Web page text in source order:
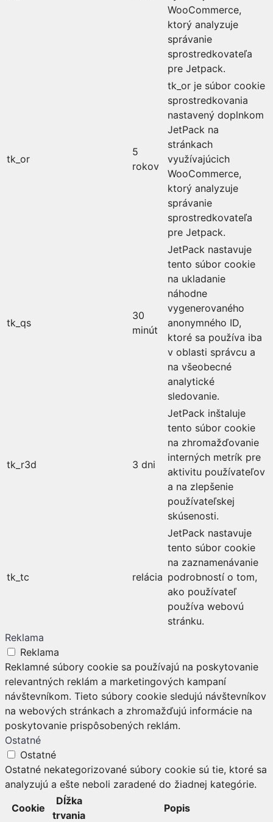
WooCommerce,
ktorý analyzuje
správanie
sprostredkovateľa
pre Jetpack.
tk_or
5
rokov
tk_or je súbor cookie
sprostredkovania
nastavený doplnkom
JetPack na
stránkach
využívajúcich
WooCommerce,
ktorý analyzuje
správanie
sprostredkovateľa
pre Jetpack.
tk_qs
30
minút
JetPack nastavuje
tento súbor cookie
na ukladanie
náhodne
vygenerovaného
anonymného ID,
ktoré sa používa iba
v oblasti správcu a
na všeobecné
analytické
sledovanie.
tk_r3d 3 dni
JetPack inštaluje
tento súbor cookie
na zhromažďovanie
interných metrík pre
aktivitu používateľov
a na zlepšenie
používateľskej
skúsenosti.
tk_tc relácia
JetPack nastavuje
tento súbor cookie
na zaznamenávanie
podrobností o tom,
ako používateľ
používa webovú
stránku.
Reklama
Reklama
Reklamné súbory cookie sa používajú na poskytovanie
relevantných reklám a marketingových kampaní
návštevníkom. Tieto súbory cookie sledujú návštevníkov
na webových stránkach a zhromažďujú informácie na
poskytovanie prispôsobených reklám.
Ostatné
Ostatné
Ostatné nekategorizované súbory cookie sú tie, ktoré sa
analyzujú a ešte neboli zaradené do žiadnej kategórie.
Cookie
Dĺžka
trvania
Popis